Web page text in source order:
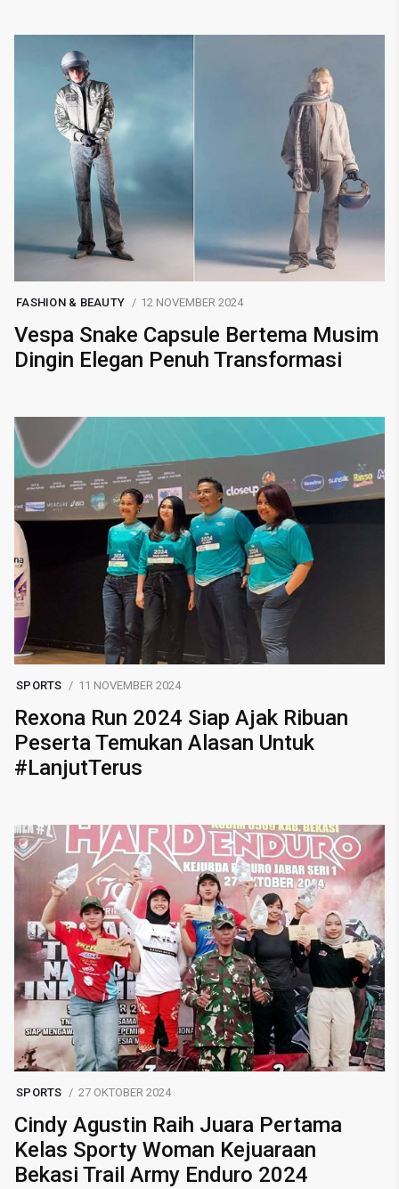
FASHION & BEAUTY 12 NOVEMBER 2024
Vespa Snake Capsule Bertema Musim
Dingin Elegan Penuh Transformasi
SPORTS 11 NOVEMBER 2024
Rexona Run 2024 Siap Ajak Ribuan
Peserta Temukan Alasan Untuk
#LanjutTerus
SPORTS 27 OKTOBER 2024
Cindy Agustin Raih Juara Pertama
Kelas Sporty Woman Kejuaraan
Bekasi Trail Army Enduro 2024